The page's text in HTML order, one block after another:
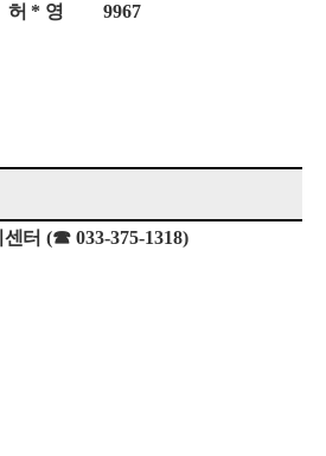
허 * 영 9967
터 (☎ 033-375-1318)